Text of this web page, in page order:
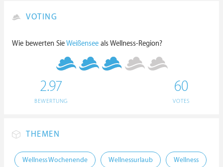
VOTING
Wie bewerten SieWeißensee als Wellness-Region?
2.97
BEWERTUNG
60
VOTES
THEMEN
Wellness Wochenende Wellnessurlaub Wellness